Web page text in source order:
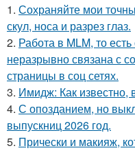
1. Сохраняйте мои
скул, носа и разрез глаз.
2. Работа в MLM, то
неразрывно связана с
страницы в соц сетях.
3. Имидж: Как известно,
4. С опозданием, но
выпускниц 2026 год.
5. Прически и макияж,